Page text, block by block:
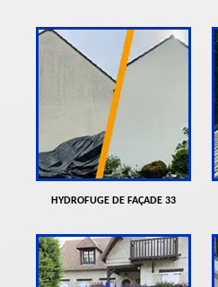
HYDROFUGE DE FAÇADE 33